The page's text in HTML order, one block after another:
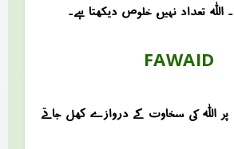
تعداد نہیں، خلوص دیکھتا ہے۔
FAWAID
پر اللہ کی سخاوت کے دروازے کھل جاتے